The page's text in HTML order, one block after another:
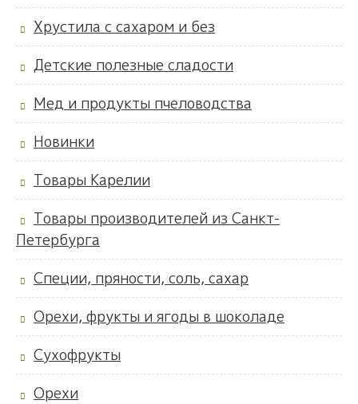
Хрустила с сахаром и без
Детские полезные сладости
Мед и продукты пчеловодства
Новинки
Товары Карелии
Товары производителей из Санкт-
Петербурга
Специи, пряности, соль, сахар
Орехи, фрукты и ягоды в шоколаде
Сухофрукты
Орехи